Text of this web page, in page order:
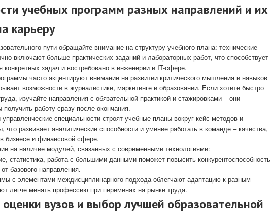
учебных программ разных направлений и их
карьеру
пути обращайте внимание на структуру учебного плана: технические
включают больше практических заданий и лабораторных работ, что способствует
конкретных задач и востребовано в инженерии и IT-сфере.
часто акцентируют внимание на развитии критического мышления и навыков
возможности в журналистике, маркетинге и образовании. Если хотите быстро
изучайте направления с обязательной практикой и стажировками – они
работу сразу после окончания.
специальности строят учебные планы вокруг кейс-методов и
что развивает аналитические способности и умение работать в команде – качества,
бизнесе и финансовой сфере.
на наличие модулей, связанных с современными технологиями:
статистика, работа с большими данными поможет повысить конкурентоспособность
базового направления.
с элементами междисциплинарного подхода облегчают адаптацию к разным
легче менять профессию при переменах на рынке труда.
вузов и выбор лучшей образовательной